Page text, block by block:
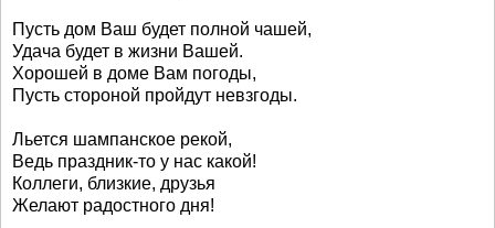
Пусть дом Ваш будет полной чашей,
Удача будет в жизни Вашей.
Хорошей в доме Вам погоды,
Пусть стороной пройдут невзгоды.
Льется шампанское рекой,
Ведь праздник-то у нас какой!
Коллеги, близкие, друзья
Желают радостного дня!